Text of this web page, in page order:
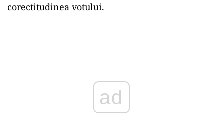
corectitudinea votului.